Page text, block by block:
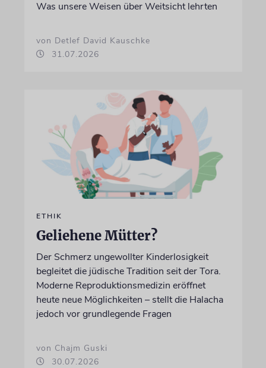
Was unsere Weisen über Weitsicht lehrten
von Detlef David Kauschke
31.07.2026
ETHIK
Geliehene Mütter?
Der Schmerz ungewollter Kinderlosigkeit
begleitet die jüdische Tradition seit der Tora.
Moderne Reproduktionsmedizin eröffnet
heute neue Möglichkeiten – stellt die Halacha
jedoch vor grundlegende Fragen
von Chajm Guski
30.07.2026